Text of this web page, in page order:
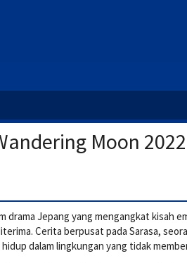
Moon
drama Jepang yang mengangkat kisah
Cerita berpusat pada Sarasa,
dalam lingkungan yang tidak